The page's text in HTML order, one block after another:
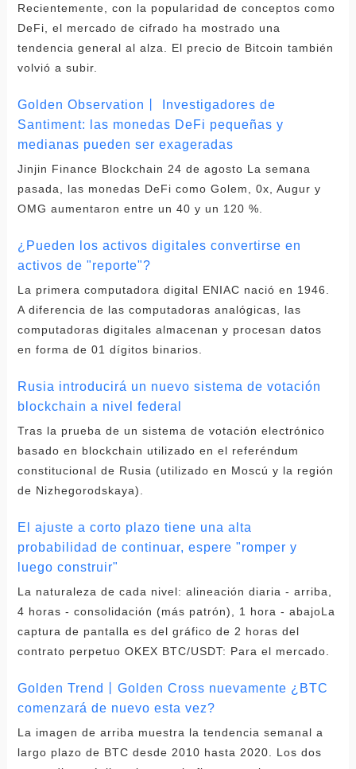
Recientemente, con la popularidad de conceptos como
DeFi, el mercado de cifrado ha mostrado una
tendencia general al alza. El precio de Bitcoin también
volvió a subir.
Golden Observation丨 Investigadores de
Santiment: las monedas DeFi pequeñas y
medianas pueden ser exageradas
Jinjin Finance Blockchain 24 de agosto La semana
pasada, las monedas DeFi como Golem, 0x, Augur y
OMG aumentaron entre un 40 y un 120 %.
¿Pueden los activos digitales convertirse en
activos de "reporte"?
La primera computadora digital ENIAC nació en 1946.
A diferencia de las computadoras analógicas, las
computadoras digitales almacenan y procesan datos
en forma de 01 dígitos binarios.
Rusia introducirá un nuevo sistema de votación
blockchain a nivel federal
Tras la prueba de un sistema de votación electrónico
basado en blockchain utilizado en el referéndum
constitucional de Rusia (utilizado en Moscú y la región
de Nizhegorodskaya).
El ajuste a corto plazo tiene una alta
probabilidad de continuar, espere "romper y
luego construir"
La naturaleza de cada nivel: alineación diaria - arriba,
4 horas - consolidación (más patrón), 1 hora - abajoLa
captura de pantalla es del gráfico de 2 horas del
contrato perpetuo OKEX BTC/USDT: Para el mercado.
Golden Trend丨Golden Cross nuevamente ¿BTC
comenzará de nuevo esta vez?
La imagen de arriba muestra la tendencia semanal a
largo plazo de BTC desde 2010 hasta 2020. Los dos